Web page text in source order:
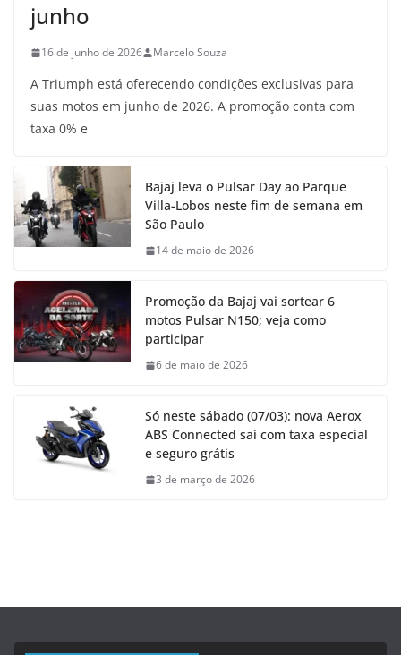
junho
16 de junho de 2026 Marcelo Souza
A Triumph está oferecendo condições exclusivas para
suas motos em junho de 2026. A promoção conta com
taxa 0% e
Bajaj leva o Pulsar Day ao Parque
Villa-Lobos neste fim de semana em
São Paulo
14 de maio de 2026
Promoção da Bajaj vai sortear 6
motos Pulsar N150; veja como
participar
6 de maio de 2026
Só neste sábado (07/03): nova Aerox
ABS Connected sai com taxa especial
e seguro grátis
3 de março de 2026